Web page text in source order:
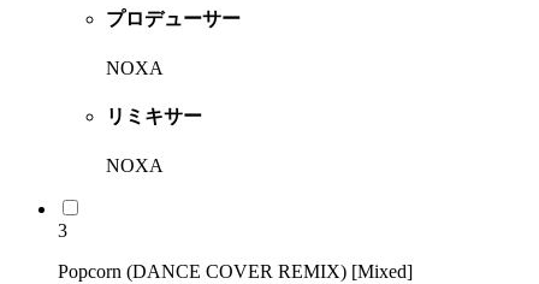
プロデューサー
NOXA
リミキサー
NOXA
3
Popcorn (DANCE COVER REMIX) [Mixed]